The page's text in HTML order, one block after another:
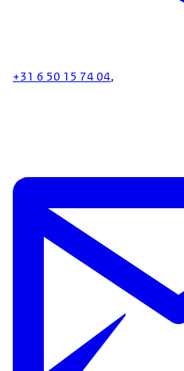
+31 6 50 15 74 04,